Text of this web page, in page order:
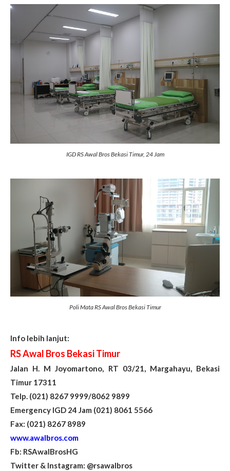
IGD RS Awal Bros Bekasi Timur, 24 Jam
Poli Mata RS Awal Bros Bekasi Timur
Info lebih lanjut:
RS Awal Bros Bekasi Timur
Jalan H. M Joyomartono, RT 03/21, Margahayu, Bekasi
Timur 17311
Telp. (021) 8267 9999/8062 9899
Emergency IGD 24 Jam (021) 8061 5566
Fax: (021) 8267 8989
www.awalbros.com
Fb: RSAwalBrosHG
Twitter & Instagram: @rsawalbros